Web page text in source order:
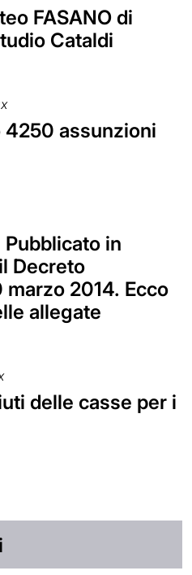
FASANO di
Cataldi
4250 assunzioni
in
Decreto
2014. Ecco
allegate
delle casse per i